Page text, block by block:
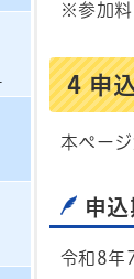
※参加料
4 申
本ペー
申込
令和8年